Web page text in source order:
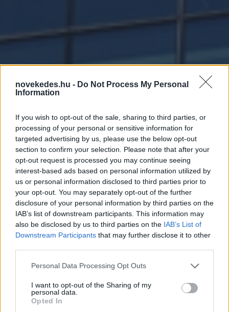
novekedes.hu - Do Not Process My Personal
Information
If you wish to opt-out of the sale, sharing to third parties, or
processing of your personal or sensitive information for
targeted advertising by us, please use the below opt-out
section to confirm your selection. Please note that after your
opt-out request is processed you may continue seeing
interest-based ads based on personal information utilized by
us or personal information disclosed to third parties prior to
your opt-out. You may separately opt-out of the further
disclosure of your personal information by third parties on the
IAB’s list of downstream participants. This information may
also be disclosed by us to third parties on the IAB’s List of
Downstream Participants that may further disclose it to other
Please note that this website/app uses one or more Google
not limited to your visit or usage behaviour. You may click to
grant or deny consent to Google and its third-party tags to
use your data for below specified purposes in below Google
Personal Data Processing Opt Outs
I want to opt-out of the Sharing of my
personal data.
Opted In
Megerősítette Ukrajna
részleges csődhelyzeti
besorolását a Fitch
Ratings
HÍREK 2025. NOV. 15. MTI - KERTÉSZ RÓBERT, LONDON
Megerősítette Ukrajna hosszú futamú
szuverén devizaadósság-kötelezettségeinek